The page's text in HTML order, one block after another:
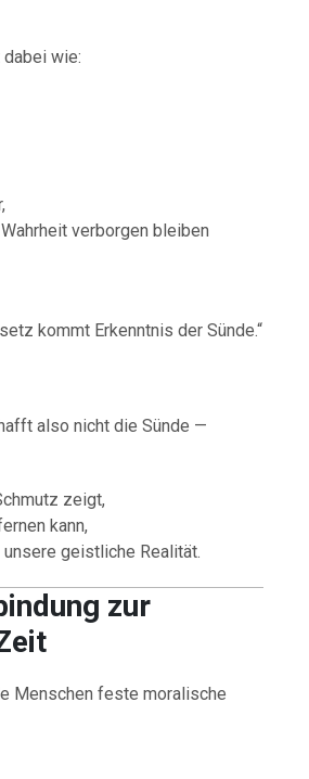
wie:
verborgen bleiben
kommt Erkenntnis der Sünde.“
also nicht die Sünde —
zeigt,
kann,
geistliche Realität.
zur
Menschen feste moralische